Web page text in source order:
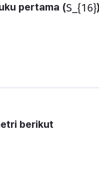
pertama (​S_{16}​)
berikut